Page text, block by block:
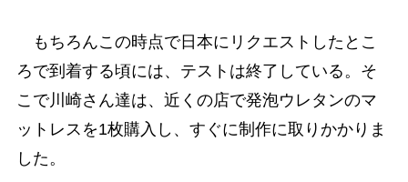
もちろんこの時点で日本にリクエストしたとこ
ろで到着する頃には、テストは終了している。そ
こで川崎さん達は、近くの店で発泡ウレタンのマ
ットレスを1枚購入し、すぐに制作に取りかかりま
した。